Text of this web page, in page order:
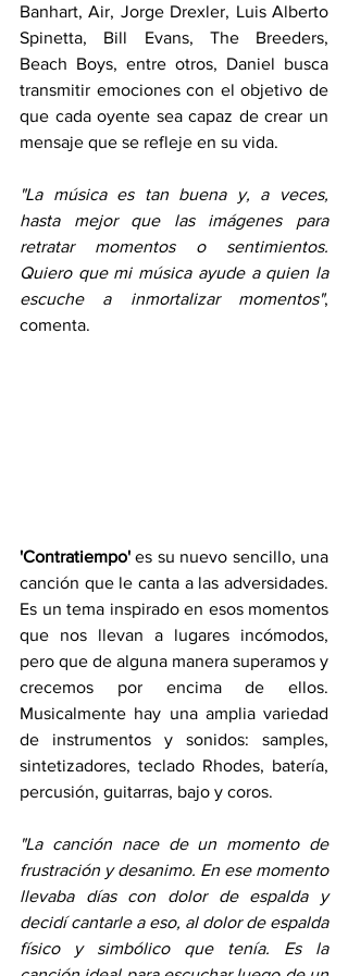
Banhart, Air, Jorge Drexler, Luis Alberto
Spinetta, Bill Evans, The Breeders,
Beach Boys, entre otros, Daniel busca
transmitir emociones con el objetivo de
que cada oyente sea capaz de crear un
mensaje que se refleje en su vida.
"La música es tan buena y, a veces,
hasta mejor que las imágenes para
retratar momentos o sentimientos.
Quiero que mi música ayude a quien la
escuche a inmortalizar momentos",
comenta.
'Contratiempo' es su nuevo sencillo, una
canción que le canta a las adversidades.
Es un tema inspirado en esos momentos
que nos llevan a lugares incómodos,
pero que de alguna manera superamos y
crecemos por encima de ellos.
Musicalmente hay una amplia variedad
de instrumentos y sonidos: samples,
sintetizadores, teclado Rhodes, batería,
percusión, guitarras, bajo y coros.
"La canción nace de un momento de
frustración y desanimo. En ese momento
llevaba días con dolor de espalda y
decidí cantarle a eso, al dolor de espalda
físico y simbólico que tenía. Es la